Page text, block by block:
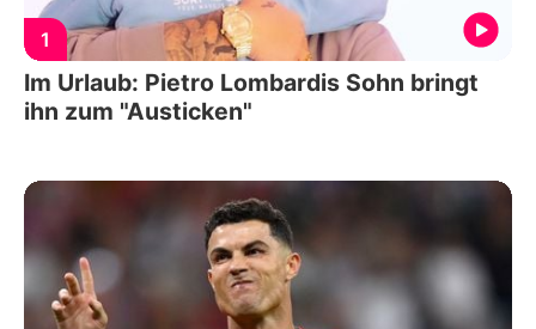
1
Im Urlaub: Pietro Lombardis Sohn bringt
ihn zum "Austicken"